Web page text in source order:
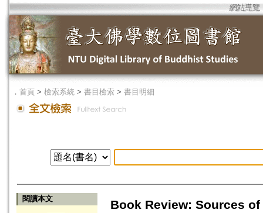
網站導覽
． 首頁 > 檢索系統 > 書目檢索 > 書目明細
閱讀本文 Book Review: Sources